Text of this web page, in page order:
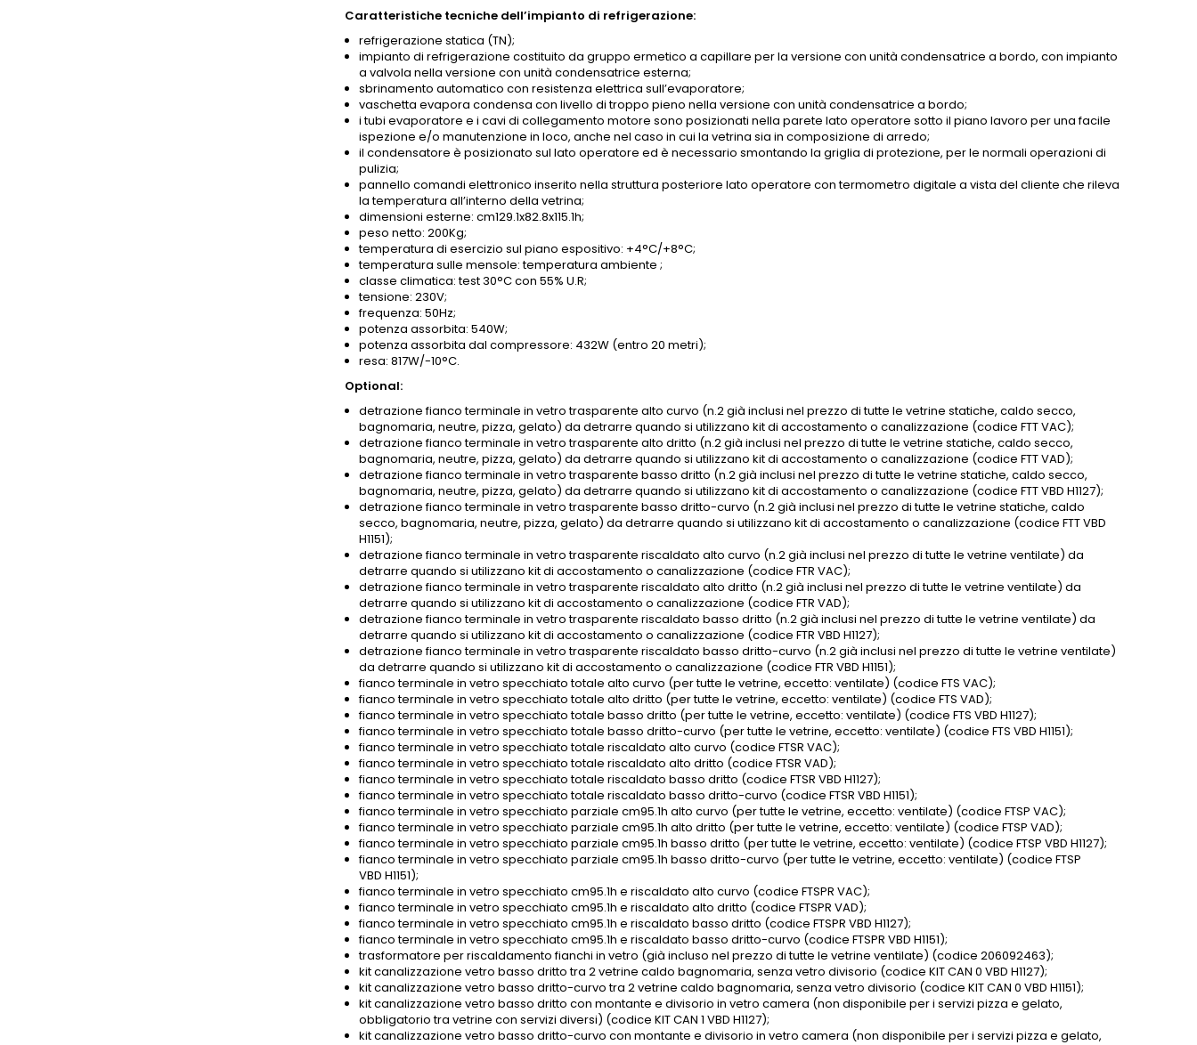
Caratteristiche tecniche dell’impianto di refrigerazione:
refrigerazione statica (TN);
impianto di refrigerazione costituito da gruppo ermetico a capillare per la versione con unità condensatrice a bordo, con impianto
a valvola nella versione con unità condensatrice esterna;
sbrinamento automatico con resistenza elettrica sull’evaporatore;
vaschetta evapora condensa con livello di troppo pieno nella versione con unità condensatrice a bordo;
i tubi evaporatore e i cavi di collegamento motore sono posizionati nella parete lato operatore sotto il piano lavoro per una facile
ispezione e/o manutenzione in loco, anche nel caso in cui la vetrina sia in composizione di arredo;
il condensatore è posizionato sul lato operatore ed è necessario smontando la griglia di protezione, per le normali operazioni di
pulizia;
pannello comandi elettronico inserito nella struttura posteriore lato operatore con termometro digitale a vista del cliente che rileva
la temperatura all’interno della vetrina;
dimensioni esterne: cm129.1x82.8x115.1h;
peso netto: 200Kg;
temperatura di esercizio sul piano espositivo: +4°C/+8°C;
temperatura sulle mensole: temperatura ambiente ;
classe climatica: test 30°C con 55% U.R;
tensione: 230V;
frequenza: 50Hz;
potenza assorbita: 540W;
potenza assorbita dal compressore: 432W (entro 20 metri);
resa: 817W/-10°C.
Optional:
detrazione fianco terminale in vetro trasparente alto curvo (n.2 già inclusi nel prezzo di tutte le vetrine statiche, caldo secco,
bagnomaria, neutre, pizza, gelato) da detrarre quando si utilizzano kit di accostamento o canalizzazione (codice FTT VAC);
detrazione fianco terminale in vetro trasparente alto dritto (n.2 già inclusi nel prezzo di tutte le vetrine statiche, caldo secco,
bagnomaria, neutre, pizza, gelato) da detrarre quando si utilizzano kit di accostamento o canalizzazione (codice FTT VAD);
detrazione fianco terminale in vetro trasparente basso dritto (n.2 già inclusi nel prezzo di tutte le vetrine statiche, caldo secco,
bagnomaria, neutre, pizza, gelato) da detrarre quando si utilizzano kit di accostamento o canalizzazione (codice FTT VBD H1127);
detrazione fianco terminale in vetro trasparente basso dritto-curvo (n.2 già inclusi nel prezzo di tutte le vetrine statiche, caldo
secco, bagnomaria, neutre, pizza, gelato) da detrarre quando si utilizzano kit di accostamento o canalizzazione (codice FTT VBD
H1151);
detrazione fianco terminale in vetro trasparente riscaldato alto curvo (n.2 già inclusi nel prezzo di tutte le vetrine ventilate) da
detrarre quando si utilizzano kit di accostamento o canalizzazione (codice FTR VAC);
detrazione fianco terminale in vetro trasparente riscaldato alto dritto (n.2 già inclusi nel prezzo di tutte le vetrine ventilate) da
detrarre quando si utilizzano kit di accostamento o canalizzazione (codice FTR VAD);
detrazione fianco terminale in vetro trasparente riscaldato basso dritto (n.2 già inclusi nel prezzo di tutte le vetrine ventilate) da
detrarre quando si utilizzano kit di accostamento o canalizzazione (codice FTR VBD H1127);
detrazione fianco terminale in vetro trasparente riscaldato basso dritto-curvo (n.2 già inclusi nel prezzo di tutte le vetrine ventilate)
da detrarre quando si utilizzano kit di accostamento o canalizzazione (codice FTR VBD H1151);
fianco terminale in vetro specchiato totale alto curvo (per tutte le vetrine, eccetto: ventilate) (codice FTS VAC);
fianco terminale in vetro specchiato totale alto dritto (per tutte le vetrine, eccetto: ventilate) (codice FTS VAD);
fianco terminale in vetro specchiato totale basso dritto (per tutte le vetrine, eccetto: ventilate) (codice FTS VBD H1127);
fianco terminale in vetro specchiato totale basso dritto-curvo (per tutte le vetrine, eccetto: ventilate) (codice FTS VBD H1151);
fianco terminale in vetro specchiato totale riscaldato alto curvo (codice FTSR VAC);
fianco terminale in vetro specchiato totale riscaldato alto dritto (codice FTSR VAD);
fianco terminale in vetro specchiato totale riscaldato basso dritto (codice FTSR VBD H1127);
fianco terminale in vetro specchiato totale riscaldato basso dritto-curvo (codice FTSR VBD H1151);
fianco terminale in vetro specchiato parziale cm95.1h alto curvo (per tutte le vetrine, eccetto: ventilate) (codice FTSP VAC);
fianco terminale in vetro specchiato parziale cm95.1h alto dritto (per tutte le vetrine, eccetto: ventilate) (codice FTSP VAD);
fianco terminale in vetro specchiato parziale cm95.1h basso dritto (per tutte le vetrine, eccetto: ventilate) (codice FTSP VBD H1127);
fianco terminale in vetro specchiato parziale cm95.1h basso dritto-curvo (per tutte le vetrine, eccetto: ventilate) (codice FTSP
VBD H1151);
fianco terminale in vetro specchiato cm95.1h e riscaldato alto curvo (codice FTSPR VAC);
fianco terminale in vetro specchiato cm95.1h e riscaldato alto dritto (codice FTSPR VAD);
fianco terminale in vetro specchiato cm95.1h e riscaldato basso dritto (codice FTSPR VBD H1127);
fianco terminale in vetro specchiato cm95.1h e riscaldato basso dritto-curvo (codice FTSPR VBD H1151);
trasformatore per riscaldamento fianchi in vetro (già incluso nel prezzo di tutte le vetrine ventilate) (codice 206092463);
kit canalizzazione vetro basso dritto tra 2 vetrine caldo bagnomaria, senza vetro divisorio (codice KIT CAN 0 VBD H1127);
kit canalizzazione vetro basso dritto-curvo tra 2 vetrine caldo bagnomaria, senza vetro divisorio (codice KIT CAN 0 VBD H1151);
kit canalizzazione vetro basso dritto con montante e divisorio in vetro camera (non disponibile per i servizi pizza e gelato,
obbligatorio tra vetrine con servizi diversi) (codice KIT CAN 1 VBD H1127);
kit canalizzazione vetro basso dritto-curvo con montante e divisorio in vetro camera (non disponibile per i servizi pizza e gelato,